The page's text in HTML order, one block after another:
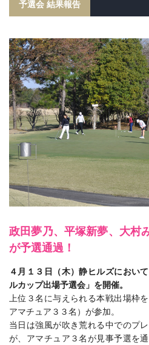
予選会 結果報告
政田夢乃、平塚新夢、大村
が予選通過！
４月１３日（木）静ヒルズにおい
ルカップ出場予選会」を開催。
上位３名に与えられる本戦出場枠
アマチュア３３名）が参加。
当日は強風が吹き荒れる中でのプ
が、アマチュア３名が見事予選を